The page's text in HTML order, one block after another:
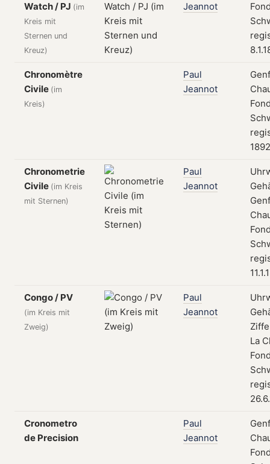
Watch / PJ (im
Kreis mit
Sternen und
Kreuz)
Jeannot
Chronomètre
Civile (im
Kreis)
Paul
Jeannot
1892
Chronometrie
Civile (im Kreis
mit Sternen)
Paul
Jeannot
Congo / PV
(im Kreis mit
Zweig)
Paul
Jeannot
La
Cronometro
de Precision
Paul
Jeannot